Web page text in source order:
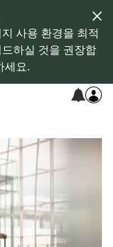
사용 환경을 최적
하실 것을 권장합
세요.